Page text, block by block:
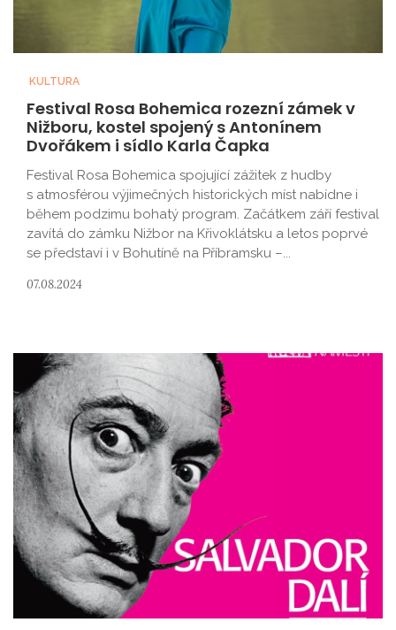
KULTURA
Festival Rosa Bohemica rozezní zámek v
Nižboru, kostel spojený s Antonínem
Dvořákem i sídlo Karla Čapka
Festival Rosa Bohemica spojující zážitek z hudby
s atmosférou výjimečných historických míst nabídne i
během podzimu bohatý program. Začátkem září festival
zavítá do zámku Nižbor na Křivoklátsku a letos poprvé
se představí i v Bohutíně na Příbramsku –...
07.08.2024